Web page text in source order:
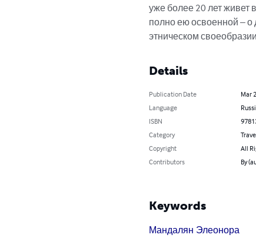
уже более 20 лет живет
полно ею освоенной – о
этническом
Details
Publication Date
Mar
Language
ISBN
Category
Copyright
All
Contributors
By
Keywords
Мандалян Элеонора